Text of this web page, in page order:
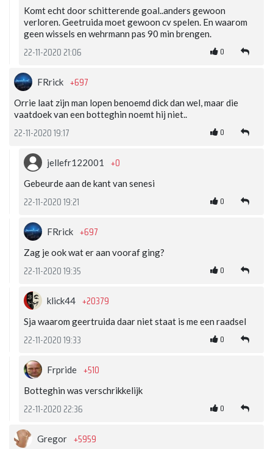
Komt echt door schitterende goal..anders gewoon
verloren. Geetruida moet gewoon cv spelen. En waarom
geen wissels en wehrmann pas 90 min brengen.
22-11-2020 21:06 0
FRrick +697
Orrie laat zijn man lopen benoemd dick dan wel, maar die
vaatdoek van een botteghin noemt hij niet..
22-11-2020 19:17 0
jellefr122001 +0
Gebeurde aan de kant van senesi
22-11-2020 19:21 0
FRrick +697
Zag je ook wat er aan vooraf ging?
22-11-2020 19:35 0
klick44 +20379
Sja waarom geertruida daar niet staat is me een raadsel
22-11-2020 19:33 0
Frpride +510
Botteghin was verschrikkelijk
22-11-2020 22:36 0
Gregor +5959